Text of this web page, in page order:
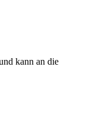
kann an die